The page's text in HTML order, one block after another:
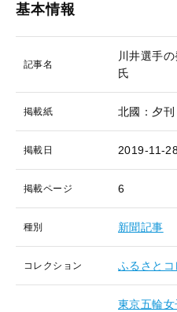
基本情報
記事名
川井選手
氏
掲載紙 北國：夕刊
掲載日 2019-11-
掲載ページ 6
種別 新聞記事
コレクション ふるさと
東京五輪